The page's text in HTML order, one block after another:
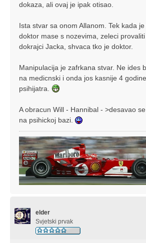
dokaza, ali ovaj je ipak otisao.
Ista stvar sa onom Allanom. Tek kada
doktor mase s nozevima, zeleci
dokrajci Jacka, shvaca tko je doktor.
Manipulacija je zafrkana stvar. Ne ides
na medicnski i onda jos kasnije 4
psihijatra.
A obracun Will - Hannibal - >desavao
na psihickoj bazi.
elder
Svjetski prvak